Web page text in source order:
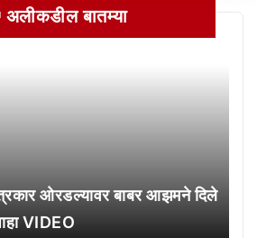
अलीकडील बातम्या
ओरडल्यावर बाबर आझमने दिले
VIDEO